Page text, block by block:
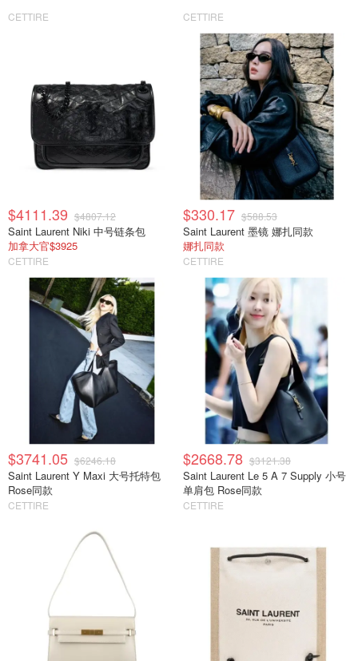
CETTIRE CETTIRE
$4111.39 $4807.12
Saint Laurent Niki 中号链条包
加拿大官$3925
CETTIRE
$330.17 $588.53
Saint Laurent 墨镜 娜扎同款
娜扎同款
CETTIRE
$3741.05 $6246.18
Saint Laurent Y Maxi 大号托特包
Rose同款
CETTIRE
$2668.78 $3121.38
Saint Laurent Le 5 A 7 Supply 小号
单肩包 Rose同款
CETTIRE